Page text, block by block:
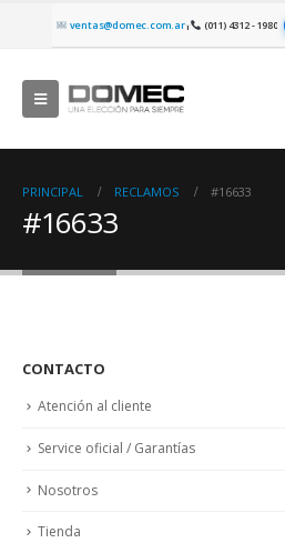
ventas@domec.com.ar| (011) 4312 - 1980
PRINCIPAL RECLAMOS #16633
#16633
CONTACTO
Atención al cliente
Service oficial / Garantías
Nosotros
Tienda